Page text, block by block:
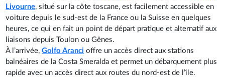
Livourne, situé sur la côte toscane, est facilement accessible en
voiture depuis le sud-est de la France ou la Suisse en quelques
heures, ce qui en fait un point de départ pratique et alternatif aux
liaisons depuis Toulon ou Gênes.
À l’arrivée,Golfo Aranci offre un accès direct aux stations
balnéaires de la Costa Smeralda et permet un débarquement plus
rapide avec un accès direct aux routes du nord-est de l’île.